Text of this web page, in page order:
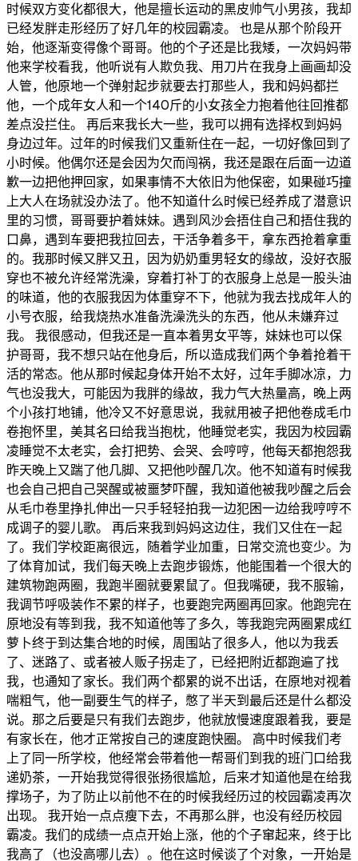
时候双方变化都很大，他是擅长运动的黑皮帅气小男孩，我却
已经发胖走形经历了好几年的校园霸凌。 也是从那个阶段开
始，他逐渐变得像个哥哥。他的个子还是比我矮，一次妈妈带
他来学校看我，他听说有人欺负我、用刀片在我身上画画却没
人管，他原地一个弹射起步就要去打那些人，我和妈妈都拦
他，一个成年女人和一个140斤的小女孩全力抱着他往回推都
差点没拦住。 再后来我长大一些，我可以拥有选择权到妈妈
身边过年。过年的时候我们又重新住在一起，一切好像回到了
小时候。他偶尔还是会因为欠而闯祸，我还是跟在后面一边道
歉一边把他押回家，如果事情不大依旧为他保密，如果碰巧撞
上大人在场就没办法了。他不知道什么时候已经养成了潜意识
里的习惯，哥哥要护着妹妹。遇到风沙会捂住自己和捂住我的
口鼻，遇到车要把我拉回去，干活争着多干，拿东西抢着拿重
的。我那时候又胖又丑，因为奶奶重男轻女的缘故，没好衣服
穿也不被允许经常洗澡，穿着打补丁的衣服身上总是一股头油
的味道，他的衣服我因为体重穿不下，他就为我去找成年人的
小号衣服，给我烧热水准备洗澡洗头的东西，他从未嫌弃过
我。 我很感动，但我还是一直本着男女平等，妹妹也可以保
护哥哥，我不想只站在他身后，所以造成我们两个争着抢着干
活的常态。他从那时候起身体开始不太好，过年手脚冰凉，力
气也没我大，可能因为我胖的缘故，我力气大热量高，晚上两
个小孩打地铺，他冷又不好意思说，我就用被子把他卷成毛巾
卷抱怀里，美其名曰给我当抱枕，他睡觉老实，我因为校园霸
凌睡觉不太老实，会打把势、会哭、会哼哼，他每天都抱怨我
昨天晚上又踹了他几脚、又把他吵醒几次。他不知道有时候我
也会自己把自己哭醒或被噩梦吓醒，我知道他被我吵醒之后会
从毛巾卷里挣扎伸出一只手轻轻拍我一边犯困一边给我哼哼不
成调子的婴儿歌。 再后来我到妈妈这边住，我们又住在一起
了。我们学校距离很远，随着学业加重，日常交流也变少。为
了体育加试，我们每天晚上去跑步锻炼，他能围着一个很大的
建筑物跑两圈，我跑半圈就要累鼠了。但我嘴硬，我不服输，
我调节呼吸装作不累的样子，也要跑完两圈再回家。他跑完在
原地没有等到我，我不知道他等了多久，等我跑完两圈累成红
萝卜终于到达集合地的时候，周围站了很多人，他以为我丢
了、迷路了、或者被人贩子拐走了，已经把附近都跑遍了找
我，也通知了家长。我们两个都累的说不出话，在原地对视着
喘粗气，他一副要生气的样子，憋了半天到最后还是什么都没
说。那之后要是只有我们去跑步，他就放慢速度跟着我，要是
有家长在，他才正常按自己的速度跑快圈。 高中时候我们考
上了同一所学校，他经常会带着他一帮哥们到我的班门口给我
递奶茶，一开始我觉得很张扬很尴尬，后来才知道他是在给我
撑场子，为了防止以前他不在的时候我经历过的校园霸凌再次
出现。 我开始一点点瘦下去，不再那么胖，也没有经历校园
霸凌。我们的成绩一点点开始上涨，他的个子窜起来，终于比
我高了（也没高哪儿去）。他在这时候谈了个对象，一开始是